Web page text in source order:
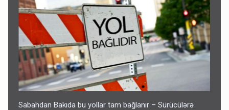
Sabahdan Bakıda bu yollar tam bağlanır – Sürücülərə